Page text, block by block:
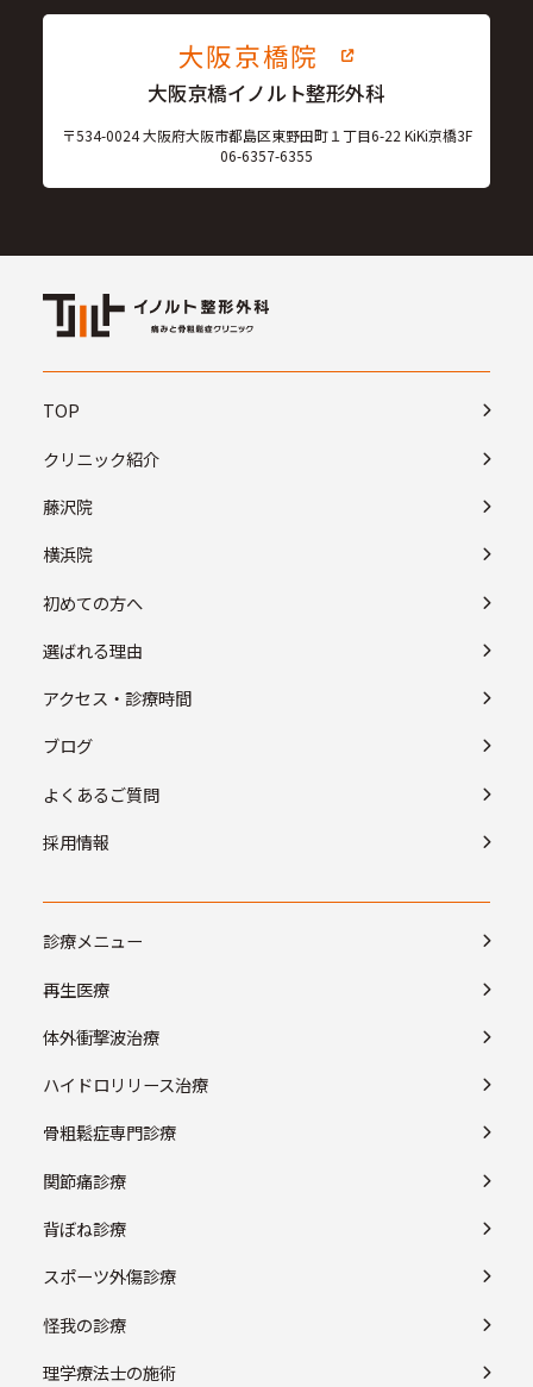
大阪京橋院
大阪京橋イノルト整形外科
〒534-0024 大阪府大阪市都島区東野田町１丁目6-22 KiKi京橋3F
06-6357-6355
TOP
クリニック紹介
藤沢院
横浜院
初めての方へ
選ばれる理由
アクセス・診療時間
ブログ
よくあるご質問
採用情報
診療メニュー
再生医療
体外衝撃波治療
ハイドロリリース治療
骨粗鬆症専門診療
関節痛診療
背ぼね診療
スポーツ外傷診療
怪我の診療
理学療法士の施術